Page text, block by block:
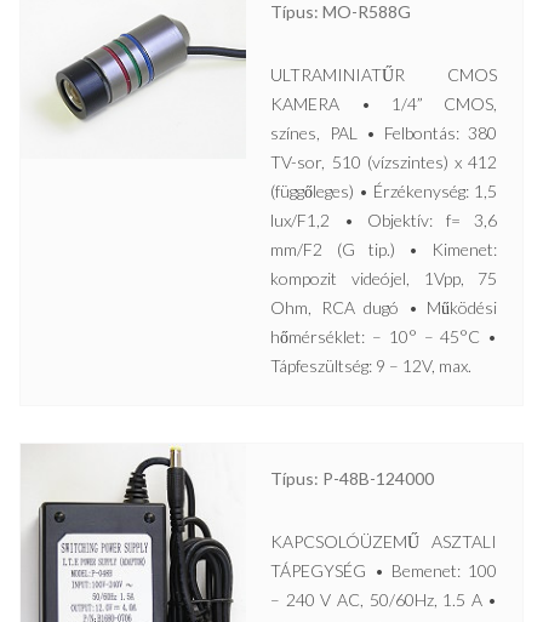
Típus: MO-R588G
ULTRAMINIATŰR CMOS
KAMERA • 1/4” CMOS,
színes, PAL • Felbontás: 380
TV-sor, 510 (vízszintes) x 412
(függőleges) • Érzékenység: 1,5
lux/F1,2 • Objektív: f= 3,6
mm/F2 (G tip.) • Kimenet:
kompozit videójel, 1Vpp, 75
Ohm, RCA dugó • Működési
hőmérséklet: – 10° – 45°C •
Tápfeszültség: 9 – 12V, max.
Típus: P-48B-124000
KAPCSOLÓÜZEMŰ ASZTALI
TÁPEGYSÉG • Bemenet: 100
– 240 V AC, 50/60Hz, 1.5 A •